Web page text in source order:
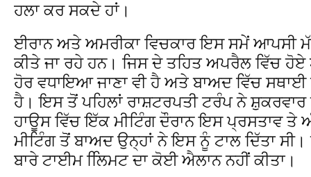
ਹਲਾ ਕਰ ਸਕਦੇ ਹਾਂ।
ਈਰਾਨ ਅਤੇ ਅਮਰੀਕਾ ਵਿਚਕਾਰ ਇਸ ਸਮੇਂ ਆਪਸੀ
ਕੀਤੇ ਜਾ ਰਹੇ ਹਨ। ਜਿਸ ਦੇ ਤਹਿਤ ਅਪਰੈਲ ਵਿੱਚ
ਹੋਰ ਵਧਾਇਆ ਜਾਣਾ ਵੀ ਹੈ ਅਤੇ ਬਾਅਦ ਵਿੱਚ
ਹੈ। ਇਸ ਤੋਂ ਪਹਿਲਾਂ ਰਾਸ਼ਟਰਪਤੀ ਟਰੰਪ ਨੇ ਸ਼ੁਕਰਵਾਰ
ਹਾਊਸ ਵਿੱਚ ਇੱਕ ਮੀਟਿੰਗ ਦੌਰਾਨ ਇਸ ਪ੍ਰਸਤਾਵ ਤੇ
ਮੀਟਿੰਗ ਤੋਂ ਬਾਅਦ ਉਨ੍ਹਾਂ ਨੇ ਇਸ ਨੂੰ ਟਾਲ ਦਿੱਤਾ
ਬਾਰੇ ਟਾਈਮ ਲਿਿਮਟ ਦਾ ਕੋਈ ਐਲਾਨ ਨਹੀਂ ਕੀਤਾ।